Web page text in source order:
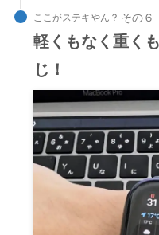
ここがステキやん？
軽くもなく重く
じ ！